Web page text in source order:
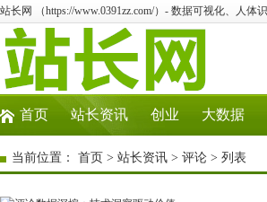
站长网 （https://www.0391zz.com/）- 数据可视化、人
首页 站长资讯 创业 大数据
当前位置： 首页 > 站长资讯 > 评论 > 列表